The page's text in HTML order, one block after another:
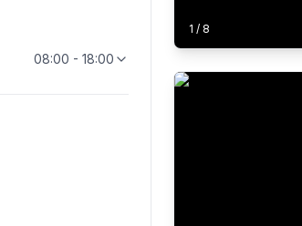
08:00 - 18:00
1 / 8